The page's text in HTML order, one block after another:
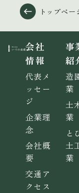
トップペー
会社
情報
代表メ
ッセー
ジ
企業理
念
会社概
要
交通ア
クセス
事
紹
造
業
土
業
と
土
業